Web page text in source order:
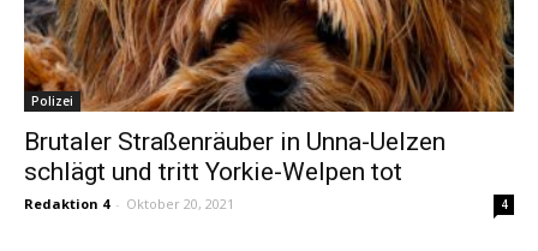
Polizei
Brutaler Straßenräuber in Unna-Uelzen
schlägt und tritt Yorkie-Welpen tot
Redaktion 4 - Oktober 20, 2021 4